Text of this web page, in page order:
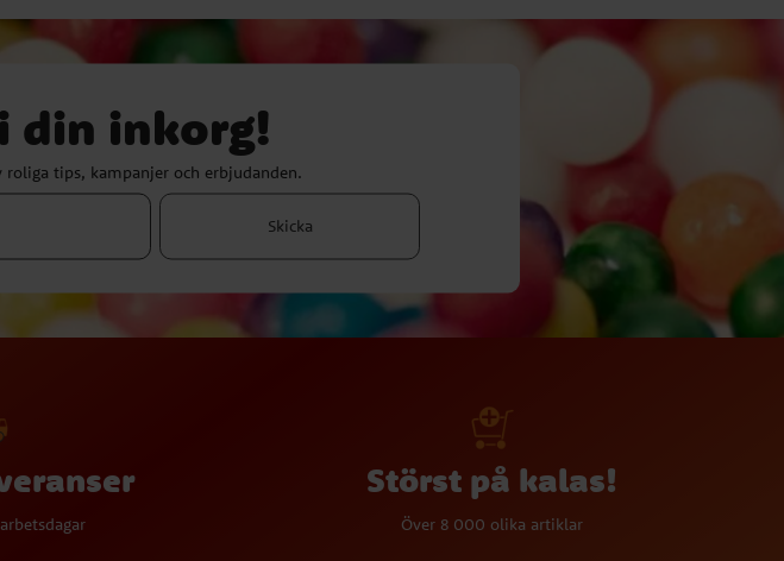
din inkorg!
tips, kampanjer och erbjudanden.
Skicka
Störst på kalas!
Över 8 000 olika artiklar